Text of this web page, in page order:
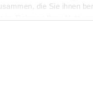
die Sie ihnen